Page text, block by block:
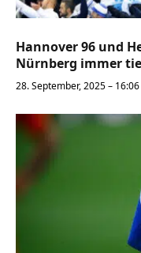
Hannover 96 und
Nürnberg immer
28. September, 2025 – 16:06